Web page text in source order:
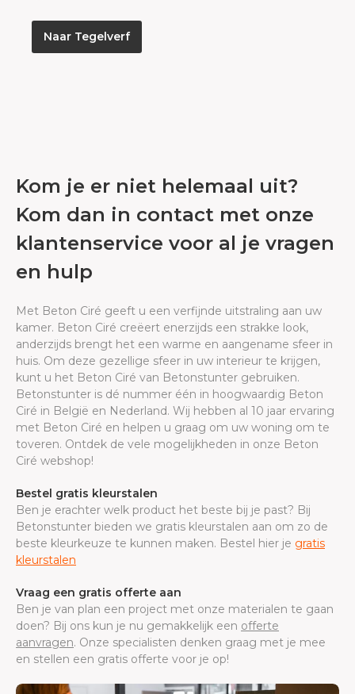
Naar Tegelverf
Kom je er niet helemaal uit?
Kom dan in contact met onze
klantenservice voor al je vragen
en hulp
Met Beton Ciré geeft u een verfijnde uitstraling aan uw
kamer. Beton Ciré creëert enerzijds een strakke look,
anderzijds brengt het een warme en aangename sfeer in
huis. Om deze gezellige sfeer in uw interieur te krijgen,
kunt u het Beton Ciré van Betonstunter gebruiken.
Betonstunter is dé nummer één in hoogwaardig Beton
Ciré in België en Nederland. Wij hebben al 10 jaar ervaring
met Beton Ciré en helpen u graag om uw woning om te
toveren. Ontdek de vele mogelijkheden in onze Beton
Ciré webshop!
Bestel gratis kleurstalen
Ben je erachter welk product het beste bij je past? Bij
Betonstunter bieden we gratis kleurstalen aan om zo de
beste kleurkeuze te kunnen maken. Bestel hier je gratis
kleurstalen
Vraag een gratis offerte aan
Ben je van plan een project met onze materialen te gaan
doen? Bij ons kun je nu gemakkelijk een offerte
aanvragen. Onze specialisten denken graag met je mee
en stellen een gratis offerte voor je op!